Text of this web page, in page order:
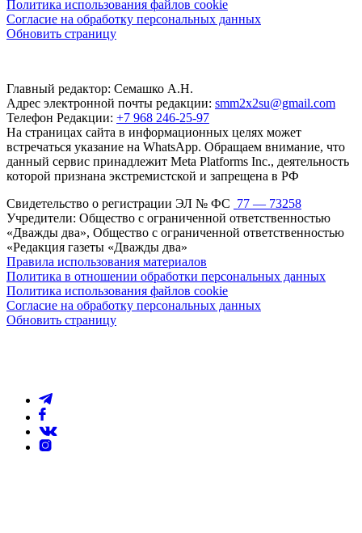
Политика использования файлов cookie
Согласие на обработку персональных данных
Обновить страницу
Главный редактор: Семашко А.Н.
Адрес электронной почты редакции: smm2x2su@gmail.com
Телефон Редакции: +7 968 246-25-97
На страницах сайта в информационных целях может
встречаться указание на WhatsApp. Обращаем внимание, что
данный сервис принадлежит Meta Platforms Inc., деятельность
которой признана экстремистской и запрещена в РФ
Свидетельство о регистрации ЭЛ № ФС 77 — 73258
Учредители: Общество с ограниченной ответственностью
«Дважды два», Общество с ограниченной ответственностью
«Редакция газеты «Дважды два»
Правила использования материалов
Политика в отношении обработки персональных данных
Политика использования файлов cookie
Согласие на обработку персональных данных
Обновить страницу